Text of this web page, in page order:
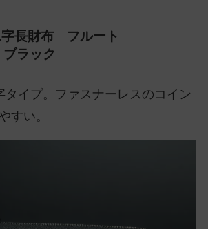
字長財布 フルート
ラック
タイプ。ファスナーレスのコイン
すい。